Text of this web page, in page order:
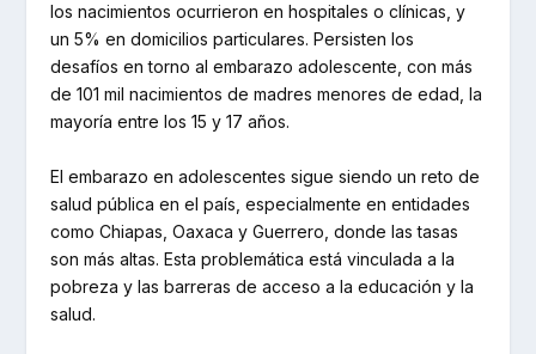
los nacimientos ocurrieron en hospitales o clínicas, y
un 5% en domicilios particulares. Persisten los
desafíos en torno al embarazo adolescente, con más
de 101 mil nacimientos de madres menores de edad, la
mayoría entre los 15 y 17 años.
El embarazo en adolescentes sigue siendo un reto de
salud pública en el país, especialmente en entidades
como Chiapas, Oaxaca y Guerrero, donde las tasas
son más altas. Esta problemática está vinculada a la
pobreza y las barreras de acceso a la educación y la
salud.